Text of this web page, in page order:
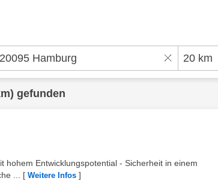
gefunden
Entwicklungspotential - Sicherheit in einem
...
[ Weitere Infos ]